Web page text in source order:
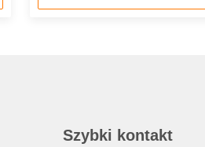
Szybki kontakt